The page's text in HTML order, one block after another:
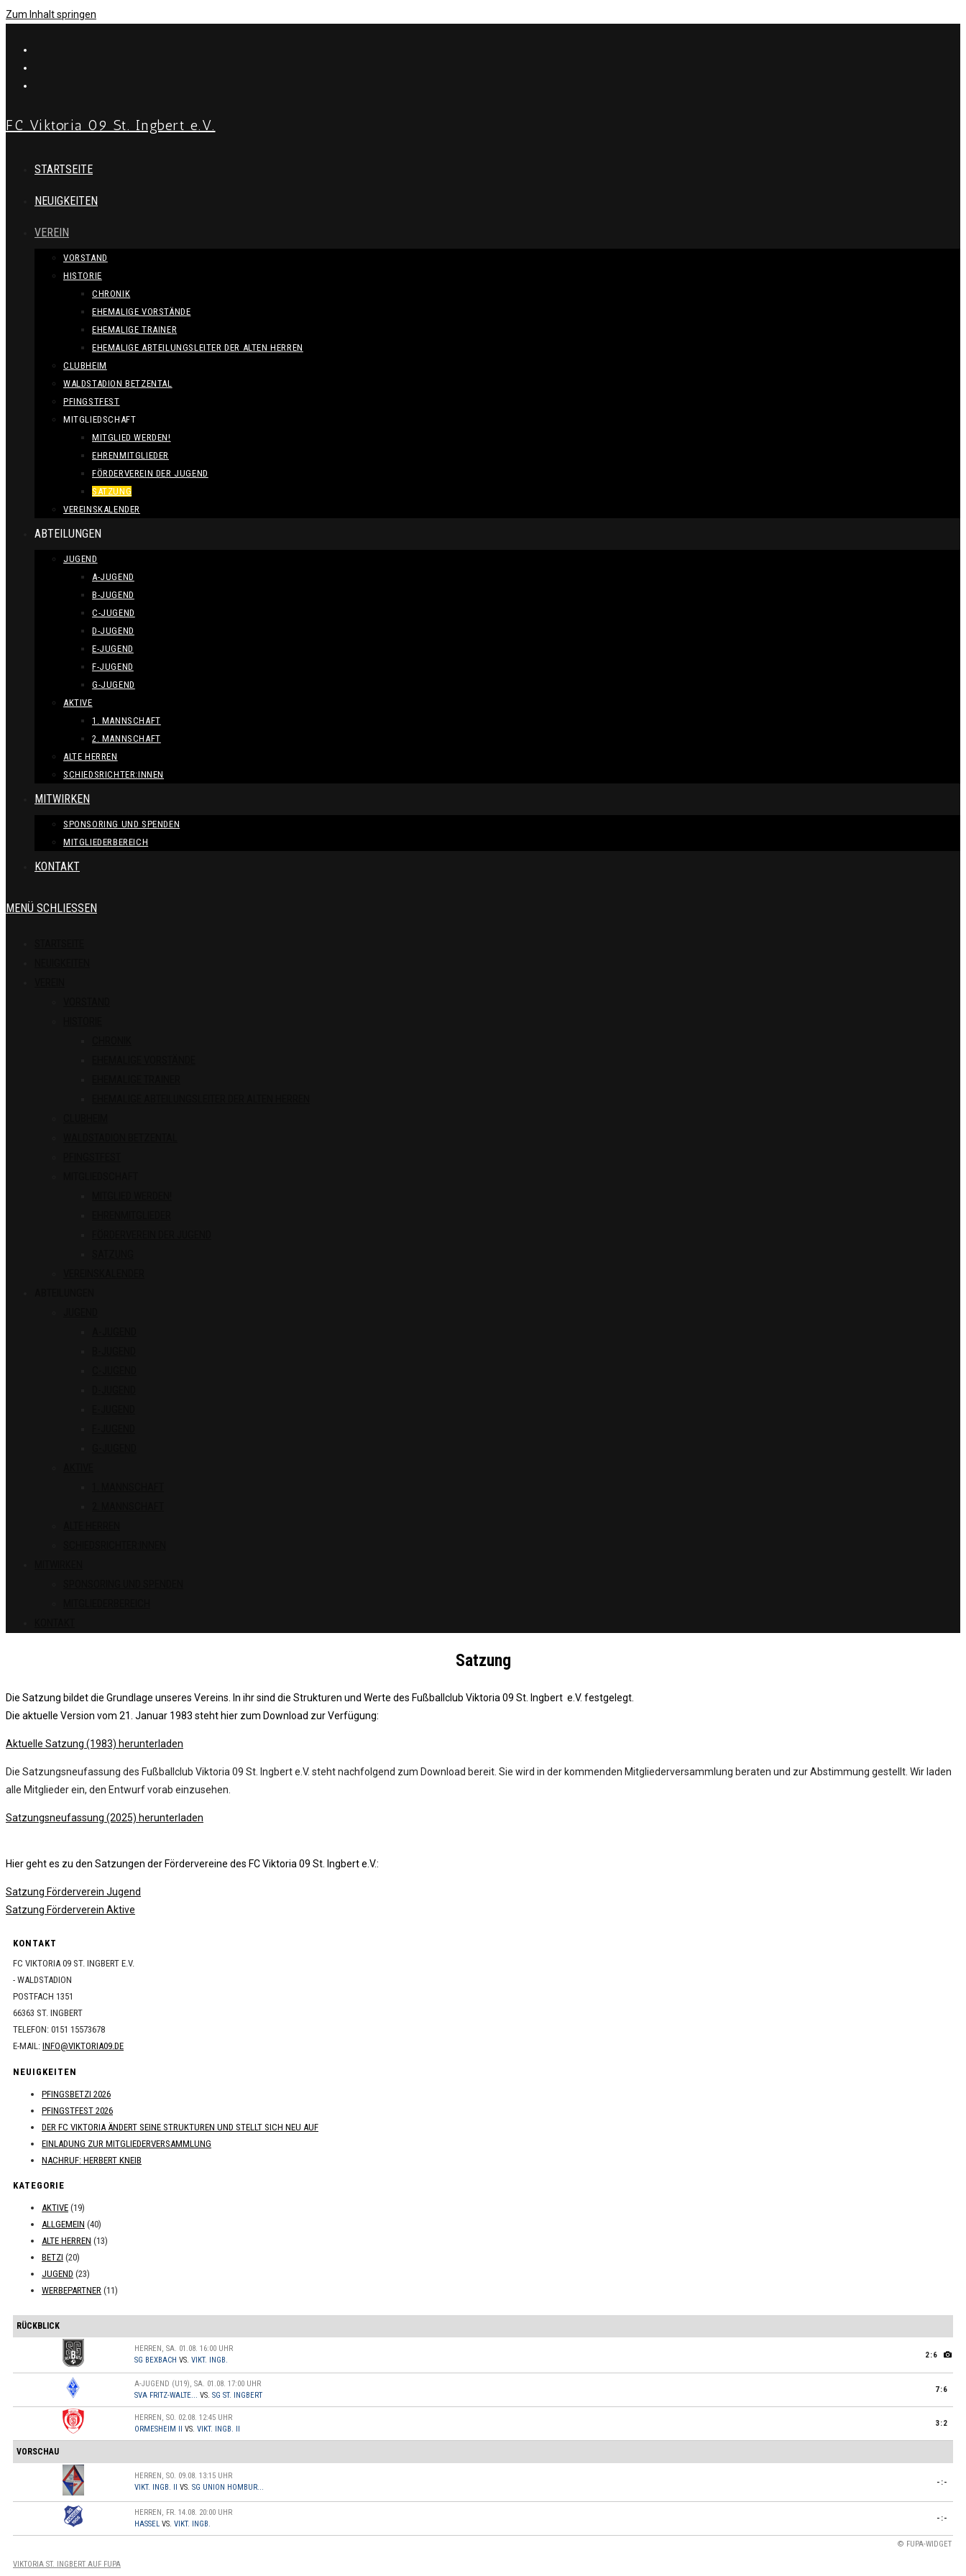
Zum Inhalt springen
FC Viktoria 09 St. Ingbert e.V.
STARTSEITE
NEUIGKEITEN
VEREIN
VORSTAND
HISTORIE
CHRONIK
EHEMALIGE VORSTÄNDE
EHEMALIGE TRAINER
EHEMALIGE ABTEILUNGSLEITER DER ALTEN HERREN
CLUBHEIM
WALDSTADION BETZENTAL
PFINGSTFEST
MITGLIEDSCHAFT
MITGLIED WERDEN!
EHRENMITGLIEDER
FÖRDERVEREIN DER JUGEND
SATZUNG
VEREINSKALENDER
ABTEILUNGEN
JUGEND
A-JUGEND
B-JUGEND
C-JUGEND
D-JUGEND
E-JUGEND
F-JUGEND
G-JUGEND
AKTIVE
1. MANNSCHAFT
2. MANNSCHAFT
ALTE HERREN
SCHIEDSRICHTER:INNEN
MITWIRKEN
SPONSORING UND SPENDEN
MITGLIEDERBEREICH
KONTAKT
MENÜ SCHLIESSEN
Satzung
Die Satzung bildet die Grundlage unseres Vereins. In ihr sind die Strukturen und Werte des Fußballclub Viktoria 09 St. Ingbert e.V. festgelegt.
Die aktuelle Version vom 21. Januar 1983 steht hier zum Download zur Verfügung:
Aktuelle Satzung (1983) herunterladen
Die Satzungsneufassung des Fußballclub Viktoria 09 St. Ingbert e.V. steht nachfolgend zum Download bereit. Sie wird in der kommenden Mitgliederversammlung beraten und zur Abstimmung gestellt. Wir laden
alle Mitglieder ein, den Entwurf vorab einzusehen.
Satzungsneufassung (2025) herunterladen
Hier geht es zu den Satzungen der Fördervereine des FC Viktoria 09 St. Ingbert e.V.:
Satzung Förderverein Jugend
Satzung Förderverein Aktive
KONTAKT
FC VIKTORIA 09 ST. INGBERT E.V.
- WALDSTADION
POSTFACH 1351
66363 ST. INGBERT
TELEFON: 0151 15573678
E-MAIL: INFO@VIKTORIA09.DE
NEUIGKEITEN
PFINGSBETZI 2026
PFINGSTFEST 2026
DER FC VIKTORIA ÄNDERT SEINE STRUKTUREN UND STELLT SICH NEU AUF
EINLADUNG ZUR MITGLIEDERVERSAMMLUNG
NACHRUF: HERBERT KNEIB
KATEGORIE
AKTIVE (19)
ALLGEMEIN (40)
ALTE HERREN (13)
BETZI (20)
JUGEND (23)
WERBEPARTNER (11)
RÜCKBLICK
HERREN, SA. 01.08. 16:00 UHR
SG BEXBACH VS. VIKT. INGB.
2:6
A-JUGEND (U19), SA. 01.08. 17:00 UHR
SVA FRITZ-WALTE... VS. SG ST. INGBERT
7:6
HERREN, SO. 02.08. 12:45 UHR
ORMESHEIM II VS. VIKT. INGB. II
3:2
VORSCHAU
HERREN, SO. 09.08. 13:15 UHR
VIKT. INGB. II VS. SG UNION HOMBUR...
-:-
HERREN, FR. 14.08. 20:00 UHR
HASSEL VS. VIKT. INGB.
-:-
© FUPA-WIDGET
VIKTORIA ST. INGBERT AUF FUPA